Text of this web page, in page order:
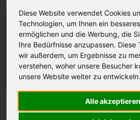
Diese Website verwendet Cookies
Technologien, um Ihnen ein
ermöglichen und die Werbung, die
Ihre Bedürfnisse anzupassen. Diese
wir außerdem, um Ergebnisse zu
verstehen, woher unsere Besucher
unsere Website weiter zu entwickeln.
Alle akzeptieren
weitere Mietobjekte im Osten
Villa Mirto Casa Levante****